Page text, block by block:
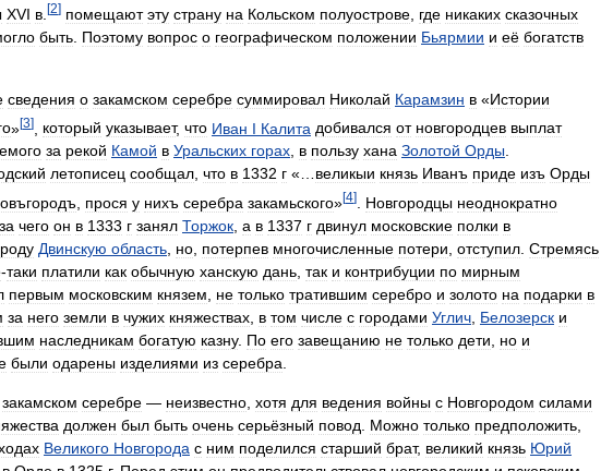
XVI в [2] помещают эту страну на Кольском полуострове где никаких сказочных
быть Поэтому вопрос о географическом положении Бьярмии и её богатств
сведения о закамском серебре суммировал Николай Карамзин в «Истории
»[3] который указывает, что Иван I Калита добивался от новгородцев выплат
за рекой Камой в Уральских горах, в пользу хана Золотой Орды.
летописец сообщал, что в 1332 г «…великыи князь Иванъ приде изъ Орды
прося у нихъ серебра закамьского»[4] Новгородцы неоднократно
за чего он в 1333 г занял Торжок а в 1337 г двинул московские полки в
Двинскую область но потерпев многочисленные потери отступил Стремясь
-таки платили как обычную ханскую дань так и контрибуции по мирным
первым московским князем не только тратившим серебро и золото на подарки в
за него земли в чужих княжествах в том числе с городами Углич Белозерск и
наследникам богатую казну. По его завещанию не только дети но и
были одарены изделиями из серебра
закамском серебре — неизвестно хотя для ведения войны с Новгородом силами
должен был быть очень серьёзный повод Можно только предположить
Великого Новгорода с ним поделился старший брат, великий князь Юрий